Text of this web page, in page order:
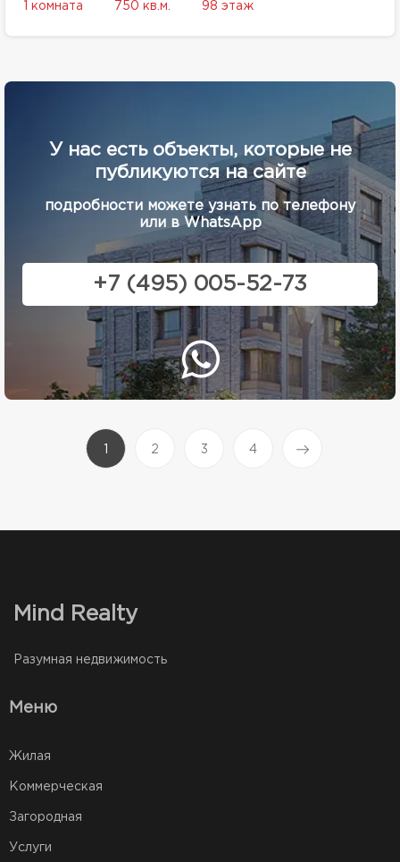
1 комната 750 кв.м. 98 этаж
У нас есть объекты, которые не
публикуются на сайте
подробности можете узнать по телефону
или в WhatsApp
+7 (495) 005-52-73
(current)
2 3 4
Mind Realty
Разумная недвижимость
Меню
Жилая
Коммерческая
Загородная
Услуги